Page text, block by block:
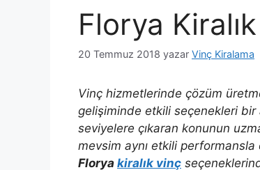
Florya
20 Temmuz 2018 yazar Vinç Kiralama
Vinç hizmetlerinde çözüm
gelişiminde etkili seçenekleri
seviyelere çıkaran konunun
mevsim aynı etkili
Florya kiralık vinç